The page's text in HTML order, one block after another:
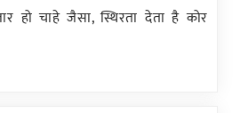
हो चाहे जैसा, स्थिरता देता है कोर